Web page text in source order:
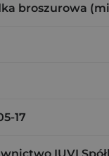
broszurowa
17